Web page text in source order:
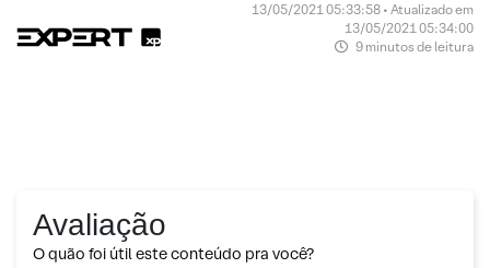
13/05/2021 05:33:58 • Atualizado em
13/05/2021 05:34:00
9 minutos de leitura
Avaliação
O quão foi útil este conteúdo pra você?